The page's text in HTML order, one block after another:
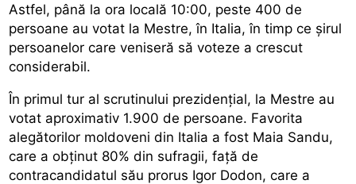
Astfel, până la ora locală 10:00, peste 400 de
persoane au votat la Mestre, în Italia, în timp ce șirul
persoanelor care veniseră să voteze a crescut
considerabil.
În primul tur al scrutinului prezidențial, la Mestre au
votat aproximativ 1.900 de persoane. Favorita
alegătorilor moldoveni din Italia a fost Maia Sandu,
care a obținut 80% din sufragii, față de
contracandidatul său prorus Igor Dodon, care a